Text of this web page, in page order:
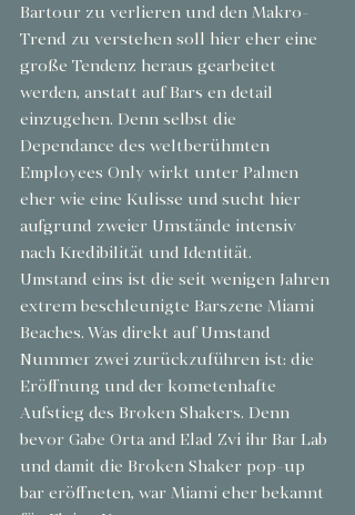
Bartour zu verlieren und den Makro-
Trend zu verstehen soll hier eher eine
große Tendenz heraus gearbeitet
werden, anstatt auf Bars en detail
einzugehen. Denn selbst die
Dependance des weltberühmten
Employees Only wirkt unter Palmen
eher wie eine Kulisse und sucht hier
aufgrund zweier Umstände intensiv
nach Kredibilität und Identität.
Umstand eins ist die seit wenigen Jahren
extrem beschleunigte Barszene Miami
Beaches. Was direkt auf Umstand
Nummer zwei zurückzuführen ist: die
Eröffnung und der kometenhafte
Aufstieg des Broken Shakers. Denn
bevor Gabe Orta and Elad Zvi ihr Bar Lab
und damit die Broken Shaker pop-up
bar eröffneten, war Miami eher bekannt